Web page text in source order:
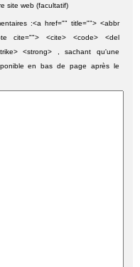
site web (facultatif)
:<a href="" title=""> <abbr
cite=""> <cite> <code> <del
<strong> , sachant qu'une
en bas de page après le